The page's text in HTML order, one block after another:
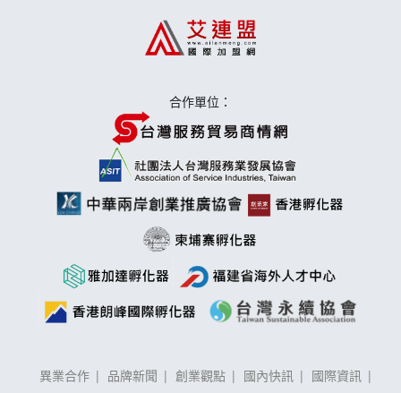
莫尼早餐Morni加盟說明會
合作單位：
異業合作 品牌新聞 創業觀點 國內快訊
國際資訊